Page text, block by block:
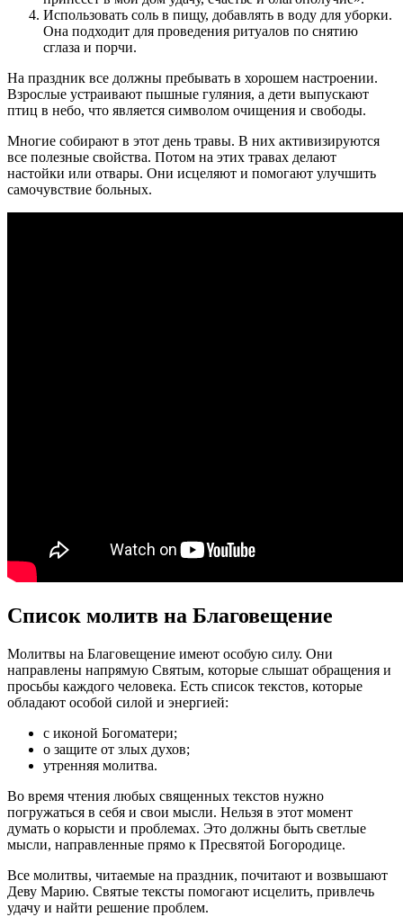
Использовать соль в пищу, добавлять в воду для уборки.
Она подходит для проведения ритуалов по снятию
сглаза и порчи.
На праздник все должны пребывать в хорошем настроении.
Взрослые устраивают пышные гуляния, а дети выпускают
птиц в небо, что является символом очищения и свободы.
Многие собирают в этот день травы. В них активизируются
все полезные свойства. Потом на этих травах делают
настойки или отвары. Они исцеляют и помогают улучшить
самочувствие больных.
Список молитв на Благовещение
Молитвы на Благовещение имеют особую силу. Они
направлены напрямую Святым, которые слышат обращения и
просьбы каждого человека. Есть список текстов, которые
обладают особой силой и энергией:
с иконой Богоматери;
о защите от злых духов;
утренняя молитва.
Во время чтения любых священных текстов нужно
погружаться в себя и свои мысли. Нельзя в этот момент
думать о корысти и проблемах. Это должны быть светлые
мысли, направленные прямо к Пресвятой Богородице.
Все молитвы, читаемые на праздник, почитают и возвышают
Деву Марию. Святые тексты помогают исцелить, привлечь
удачу и найти решение проблем.